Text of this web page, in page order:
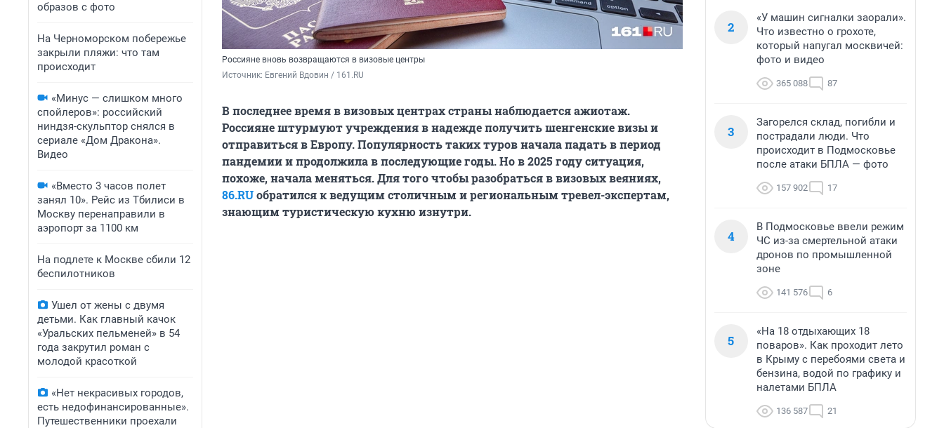
образов с фото
На Черноморском побережье
закрыли пляжи: что там
происходит
«Минус — слишком много
спойлеров»: российский
ниндзя-скульптор снялся в
сериале «Дом Дракона».
Видео
«Вместо 3 часов полет
занял 10». Рейс из Тбилиси в
Москву перенаправили в
аэропорт за 1100 км
На подлете к Москве сбили 12
беспилотников
Ушел от жены с двумя
детьми. Как главный качок
«Уральских пельменей» в 54
года закрутил роман с
молодой красоткой
«Нет некрасивых городов,
есть недофинансированные».
Путешественники проехали
Россияне вновь возвращаются в визовые центры
Источник: Евгений Вдовин / 161.RU
В последнее время в визовых центрах страны наблюдается ажиотаж.
Россияне штурмуют учреждения в надежде получить шенгенские визы и
отправиться в Европу. Популярность таких туров начала падать в период
пандемии и продолжила в последующие годы. Но в 2025 году ситуация,
похоже, начала меняться. Для того чтобы разобраться в визовых веяниях,
86.RUобратился к ведущим столичным и региональным тревел-экспертам,
знающим туристическую кухню изнутри.
2
«У машин сигналки заорали».
Что известно о грохоте,
который напугал москвичей:
фото и видео
365 088 87
3
Загорелся склад, погибли и
пострадали люди. Что
происходит в Подмосковье
после атаки БПЛА — фото
157 902 17
4
В Подмосковье ввели режим
ЧС из-за смертельной атаки
дронов по промышленной
зоне
141 576 6
5
«На 18 отдыхающих 18
поваров». Как проходит лето
в Крыму с перебоями света и
бензина, водой по графику и
налетами БПЛА
136 587 21